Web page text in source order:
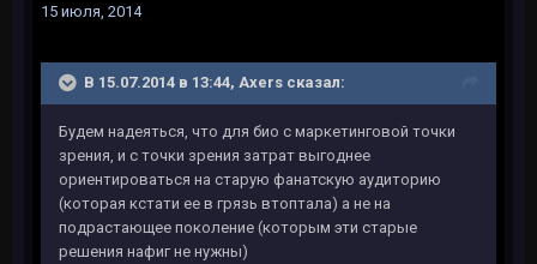
15 июля, 2014
В 15.07.2014 в 13:44, Axers сказал:
Будем надеяться, что для био с маркетинговой точки
зрения, и с точки зрения затрат выгоднее
ориентироваться на старую фанатскую аудиторию
(которая кстати ее в грязь втоптала) а не на
подрастающее поколение (которым эти старые
решения нафиг не нужны)